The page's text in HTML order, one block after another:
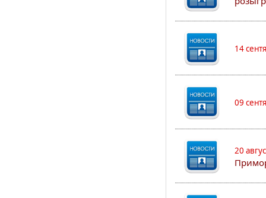
14
09
20